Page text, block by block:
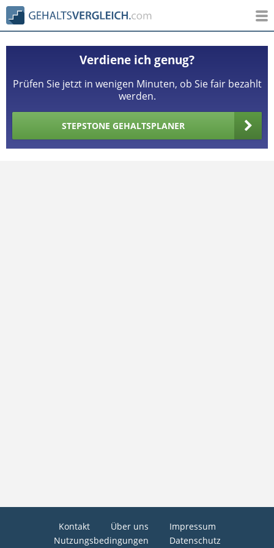
Verdiene ich genug?
Prüfen Sie jetzt in wenigen Minuten, ob Sie fair bezahlt
werden.
STEPSTONE GEHALTSPLANER
Kontakt Über uns
Impressum
Nutzungsbedingungen
Datenschutz